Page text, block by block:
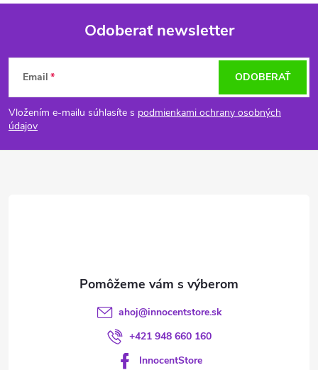
Z
á
p
Odoberať newsletter
Email
Vložením e-mailu súhlasíte s podmienkami ochrany osobných
údajov
ODOBERAŤ
ahoj@innocentstore.sk
+421 948 660 160
InnocentStore